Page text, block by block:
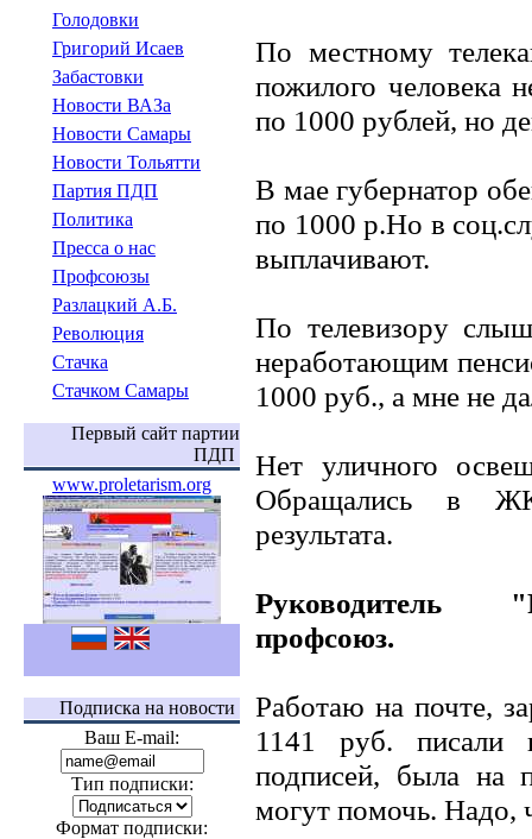
Голодовки
Григорий Исаев
Забастовки
Новости ВАЗа
Новости Самары
Новости Тольятти
Партия ПДП
Политика
Пресса о нас
Профсоюзы
Разлацкий А.Б.
Революция
Стачка
Стачком Самары
Первый сайт партии
ПДП
www.proletarism.org
Подписка на новости
Ваш E-mail:
Тип подписки:
Формат подписки:
По местному
пожилого человека
по 1000 рублей, но
В мае губернатор
по 1000 р.Но в
выплачивают.
По телевизору
неработающим
1000 руб., а мне не
Нет уличного
Обращались в
результата.
Руководитель
профсоюз.
Работаю на почте,
1141 руб. писали
подписей, была на
могут помочь. Надо,